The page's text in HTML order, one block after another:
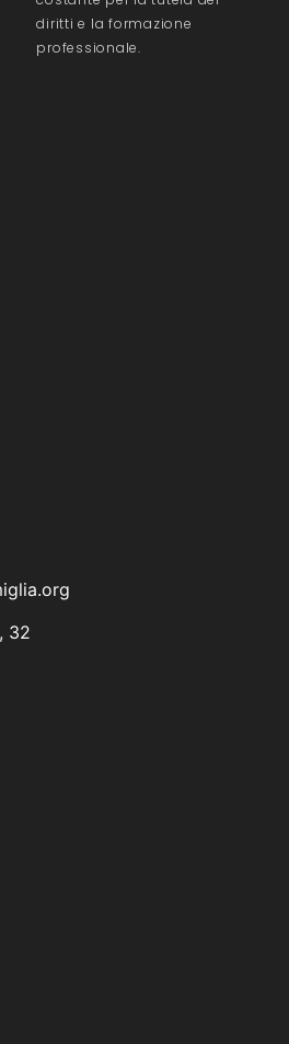
diritti e la formazione
professionale.
32